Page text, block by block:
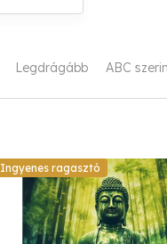
Legdrágább ABC
Ingyenes ragasztó